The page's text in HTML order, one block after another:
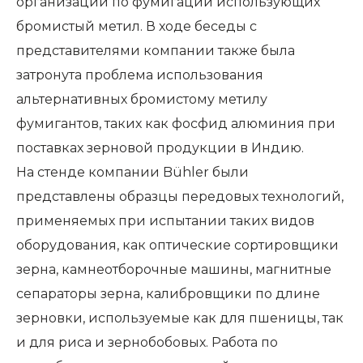
бромистый метил. В ходе беседы с
представителями компании также была
затронута проблема использования
альтернативных бромистому метилу
фумигантов, таких как фосфид алюминия при
поставках зерновой продукции в Индию.
На стенде компании Bühler были
представлены образцы передовых технологий,
применяемых при испытании таких видов
оборудования, как оптические сортировщики
зерна, камнеотборочные машины, магнитные
сепараторы зерна, калибровщики по длине
зерновки, используемые как для пшеницы, так
и для риса и зернобобовых. Работа по